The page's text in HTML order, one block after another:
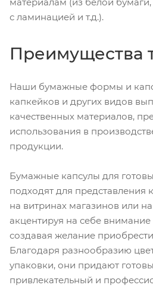
материалам (из белой
с ламинацией и т.д.).
Преимущества
Наши бумажные формы и
капкейков и других видов
качественных материалов,
использования в
продукции.
Бумажные капсулы для
подходят для представления
на витринах магазинов или
акцентируя на себе внимание
создавая желание
Благодаря разнообразию
упаковки, они придают
привлекательный и